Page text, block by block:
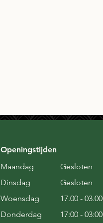
Openingstijden
Maandag
Dinsdag
Woensdag
Donderdag
Gesloten
Gesloten
17.00 - 03.00
17:00 - 03:00